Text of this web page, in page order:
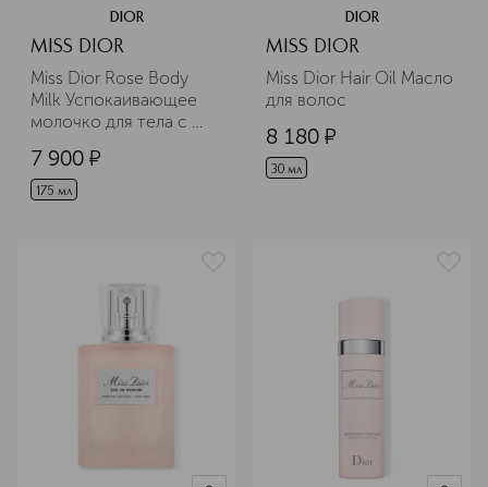
DIOR
MISS DIOR
Miss Dior Rose Body
Milk Успокаивающее
молочко для тела с
7 900 ¤
175 мл
DIOR
MISS DIOR
Miss Dior Hair Oil Масло
для волос
8 180 ¤
30 мл